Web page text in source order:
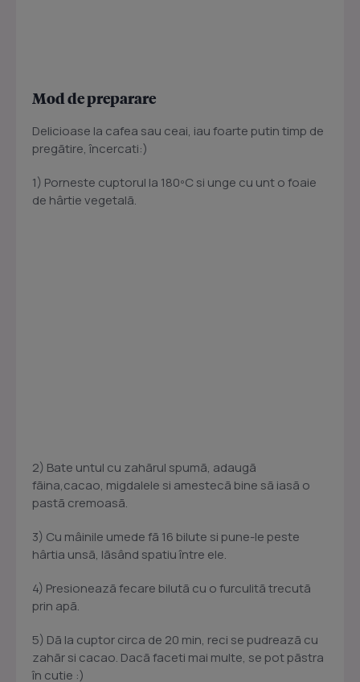
Mod de preparare
Delicioase la cafea sau ceai, iau foarte putin timp de
pregãtire, încercati:)
1) Porneste cuptorul la 180ºC si unge cu unt o foaie
de hârtie vegetalã.
2) Bate untul cu zahãrul spumã, adaugã
fãina,cacao, migdalele si amestecã bine sã iasã o
pastã cremoasã.
3) Cu mâinile umede fã 16 bilute si pune-le peste
hârtia unsã, lãsând spatiu între ele.
4) Presioneazã fecare bilutã cu o furculitã trecutã
prin apã.
5) Dã la cuptor circa de 20 min, reci se pudreazã cu
zahãr si cacao. Dacã faceti mai multe, se pot pãstra
în cutie :)